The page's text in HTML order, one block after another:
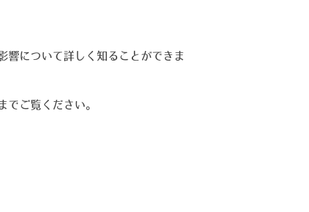
響について詳しく知ることができま
ご覧ください。